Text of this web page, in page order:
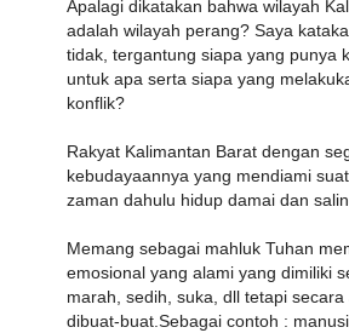
Apalagi dikatakan bahwa wilayah
adalah wilayah perang? Saya
tidak, tergantung siapa yang punya
untuk apa serta siapa yang
konflik?
Rakyat Kalimantan Barat dengan
kebudayaannya yang mendiami
zaman dahulu hidup damai dan
Memang sebagai mahluk Tuhan
emosional yang alami yang dimiliki
marah, sedih, suka, dll tetapi secara
dibuat-buat.Sebagai contoh :